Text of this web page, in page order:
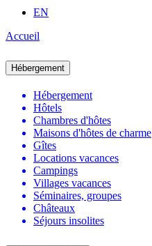
EN
Accueil
Hébergement
Hébergement
Hôtels
Chambres d'hôtes
Maisons d'hôtes de charme
Gîtes
Locations vacances
Campings
Villages vacances
Séminaires, groupes
Châteaux
Séjours insolites